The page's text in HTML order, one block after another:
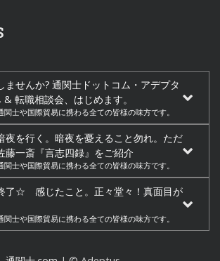
ませんか? 通関士ドットコム・アデプタ
転職相談会、はじめます。
士や国際貿易に携わる全ての皆様の味方です。
夜を行く。暗夜を憂えること勿れ。ただ
藤一斎『言志四録』をご紹介
士や国際貿易に携わる全ての皆様の味方です。
了☆ 感じたこと。正々堂々！真面目が
士や国際貿易に携わる全ての皆様の味方です。